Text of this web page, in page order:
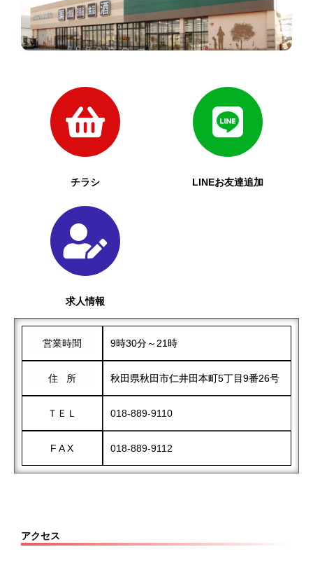
チラシ LINEお友達追加
求人情報
営業時間 9時30分～21時
住 所 秋田県秋田市仁井田本町5丁目9番26号
ＴＥＬ 018-889-9110
F A X 018-889-9112
アクセス